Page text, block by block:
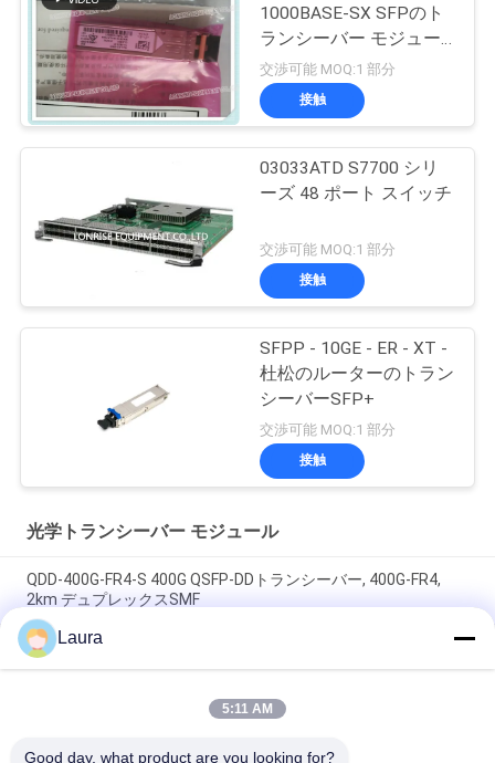
1000BASE-SX SFPのト
ランシーバー モジュー
ル
交渉可能 MOQ:1 部分
接触
03033ATD S7700 シリ
ーズ 48 ポート スイッチ
交渉可能 MOQ:1 部分
接触
SFPP - 10GE - ER - XT -
杜松のルーターのトラン
シーバーSFP+
交渉可能 MOQ:1 部分
接触
光学トランシーバー モジュール
QDD-400G-FR4-S 400G QSFP-DDトランシーバー, 400G-FR4,
2km デュプレックスSMF
QDD-400G-DR4-S 400G QSFP-DDトランシーバー,400G-
DR4,500m デュプレックスSMF
QDD-400G-LR4-S 400G QSFP-DDトランシーバー, 400G-LR4,
Laura
5:11 AM
Good day, what product are you looking for?